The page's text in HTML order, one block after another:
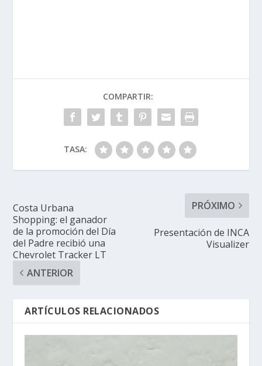
COMPARTIR:
TASA:
Costa Urbana
Shopping: el ganador
de la promoción del Día
del Padre recibió una
Chevrolet Tracker LT
ANTERIOR
PRÓXIMO
Presentación de INCA
Visualizer
ARTÍCULOS RELACIONADOS